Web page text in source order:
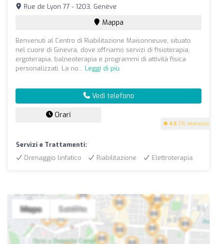
4.5 (16 recensioni)
Rue de Lyon 77 - 1203, Genève
Mappa
Benvenuti al Centro di Riabilitazione Maisonneuve, situato
nel cuore di Ginevra, dove offriamo servizi di fisioterapia,
ergoterapia, balneoterapia e programmi di attività fisica
personalizzati. La no... Leggi di più
Vedi telefono
Orari
Servizi e Trattamenti:
Drenaggio linfatico
Riabilitazione Elettroterapia